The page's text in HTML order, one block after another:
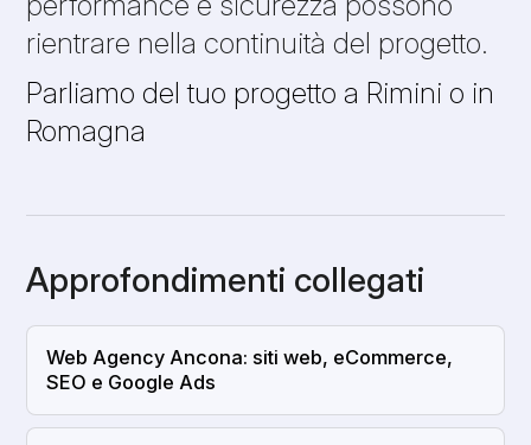
rientrare nella continuità del progetto.
Parliamo del tuo progetto a Rimini o in
Romagna
Approfondimenti collegati
Web Agency Ancona: siti web, eCommerce,
SEO e Google Ads